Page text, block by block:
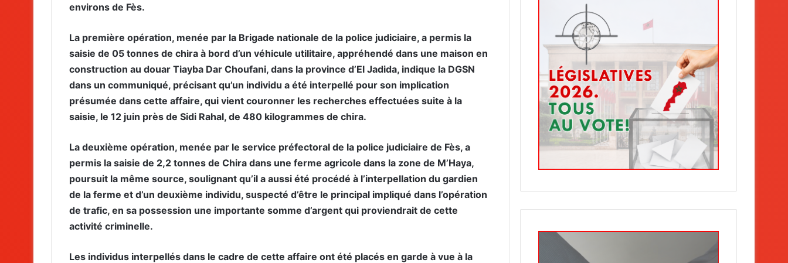
environs de Fès.
La première opération, menée par la Brigade nationale de la police judiciaire, a permis la
saisie de 05 tonnes de chira à bord d’un véhicule utilitaire, appréhendé dans une maison en
construction au douar Tiayba Dar Choufani, dans la province d’El Jadida, indique la DGSN
dans un communiqué, précisant qu’un individu a été interpellé pour son implication
présumée dans cette affaire, qui vient couronner les recherches effectuées suite à la
saisie, le 12 juin près de Sidi Rahal, de 480 kilogrammes de chira.
La deuxième opération, menée par le service préfectoral de la police judiciaire de Fès, a
permis la saisie de 2,2 tonnes de Chira dans une ferme agricole dans la zone de M’Haya,
poursuit la même source, soulignant qu’il a aussi été procédé à l’interpellation du gardien
de la ferme et d’un deuxième individu, suspecté d’être le principal impliqué dans l’opération
de trafic, en sa possession une importante somme d’argent qui proviendrait de cette
activité criminelle.
Les individus interpellés dans le cadre de cette affaire ont été placés en garde à vue à la